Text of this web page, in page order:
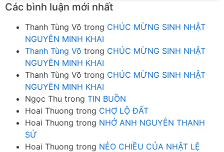
Các bình luận mới nhất
Thanh Tùng Võ trong CHÚC MỪNG SINH NHẬT
NGUYỄN MINH KHAI
Thanh Tùng Võ trong CHÚC MỪNG SINH NHẬT
NGUYỄN MINH KHAI
Thanh Tùng Võ trong CHÚC MỪNG SINH NHẬT
NGUYỄN MINH KHAI
Ngọc Thu trong TIN BUỒN
Hoai Thuong trong CHỢ LỘ ĐẤT
Hoai Thuong trong NHỚ ANH NGUYỄN THANH
SỬ
Hoai Thuong trong NẺO CHIỀU CỦA NHẬT LỆ